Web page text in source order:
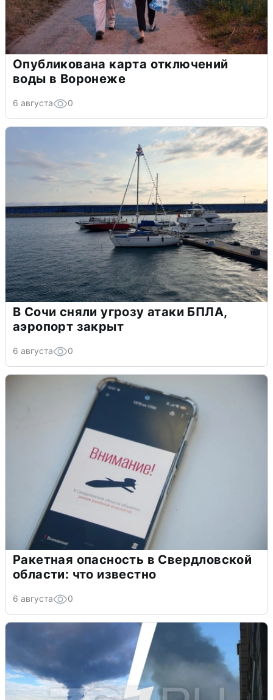
Опубликована карта отключений
воды в Воронеже
6 августа 0
В Сочи сняли угрозу атаки БПЛА,
аэропорт закрыт
6 августа 0
Ракетная опасность в Свердловской
области: что известно
6 августа 0